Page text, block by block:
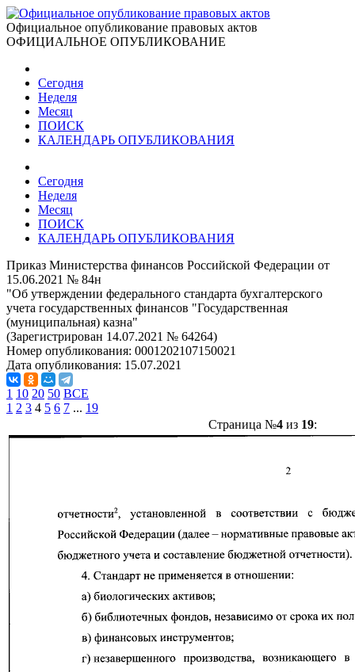
Официальное опубликование правовых актов
ОФИЦИАЛЬНОЕ ОПУБЛИКОВАНИЕ
Сегодня
Неделя
Месяц
ПОИСК
КАЛЕНДАРЬ ОПУБЛИКОВАНИЯ
Сегодня
Неделя
Месяц
ПОИСК
КАЛЕНДАРЬ ОПУБЛИКОВАНИЯ
Приказ Министерства финансов Российской Федерации от
15.06.2021 № 84н
"Об утверждении федерального стандарта бухгалтерского
учета государственных финансов "Государственная
(муниципальная) казна"
(Зарегистрирован 14.07.2021 № 64264)
Номер опубликования: 0001202107150021
Дата опубликования: 15.07.2021
1 10 20 50 ВСЕ
1 2 3 4 5 6 7 ... 19
Страница №4из 19: